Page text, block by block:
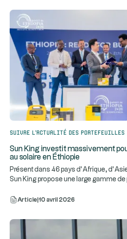
Suivre l’actualité des portefeuilles
Sun King investit massivement
au solaire en Éthiopie
Présent dans 46 pays d’Afrique,
Sun King propose une large gamme de
Article 10 avril 2026